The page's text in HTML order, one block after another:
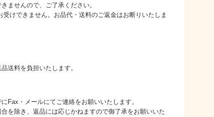
ませんので、ご了承ください。
受けできません。お品代・送料のご返金はお断りいたしま
送料を負担いたします。
Fax・メールにてご連絡をお願いいたします。
を除き、返品には応じかねますので御了承をお願いいた